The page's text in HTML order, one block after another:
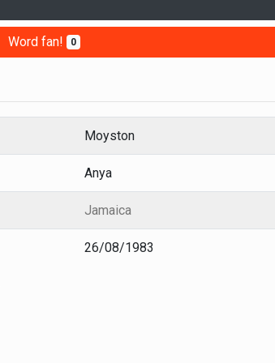
Word fan! 0
Moyston
Anya
Jamaica
26/08/1983